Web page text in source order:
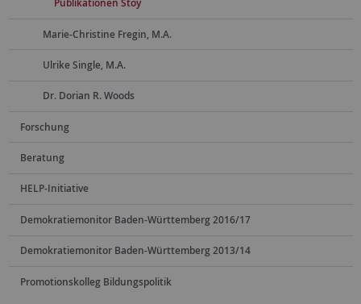
Publikationen Stoy
Marie-Christine Fregin, M.A.
Ulrike Single, M.A.
Dr. Dorian R. Woods
Forschung
Beratung
HELP-Initiative
Demokratiemonitor Baden-Württemberg 2016/17
Demokratiemonitor Baden-Württemberg 2013/14
Promotionskolleg Bildungspolitik